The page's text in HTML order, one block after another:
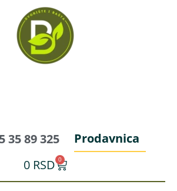
35 89 325
Prodavnica
0 RSD 0